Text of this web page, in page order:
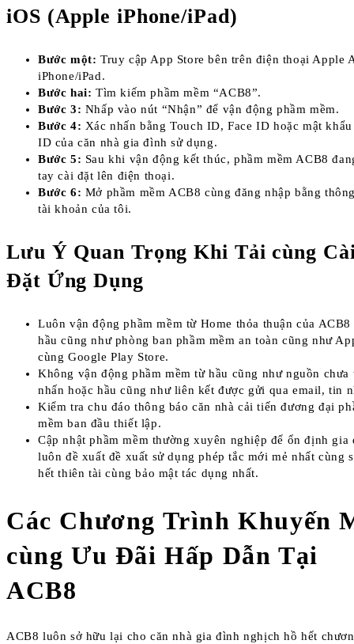
iOS (Apple iPhone/iPad)
Bước một: Truy cập App Store bên trên điện thoại Apple
iPhone/iPad.
Bước hai: Tìm kiếm phầm mềm “ACB8”.
Bước 3: Nhấp vào nút “Nhận” để vận động phầm mềm.
Bước 4: Xác nhấn bằng Touch ID, Face ID hoặc mật
ID của căn nhà gia đình sử dụng.
Bước 5: Sau khi vận động kết thúc, phầm mềm ACB8
tay cài đặt lên điện thoại.
Bước 6: Mở phầm mềm ACB8 cùng đăng nhập bằng
tài khoản của tôi.
Lưu Ý Quan Trọng Khi Tải cùng
Đặt Ứng Dụng
Luôn vận động phầm mềm từ Home thỏa thuận của ACB8
hầu cũng như phòng ban phầm mềm an toàn cũng như
cùng Google Play Store.
Không vận động phầm mềm từ hầu cũng như nguồn chưa
nhấn hoặc hầu cũng như liên kết được gửi qua email, tin
Kiểm tra chu đáo thông báo căn nhà cải tiến đương đại
mềm ban đầu thiết lập.
Cập nhật phầm mềm thường xuyên nghiệp để ổn định gia
luôn đề xuất đề xuất sử dụng phép tắc mới mẻ nhất cùng
hết thiên tài cùng bảo mật tác dụng nhất.
Các Chương Trình Khuyến
cùng Ưu Đãi Hấp Dẫn Tại
ACB8
ACB8 luôn sở hữu lại cho căn nhà gia đình nghịch hồ hết